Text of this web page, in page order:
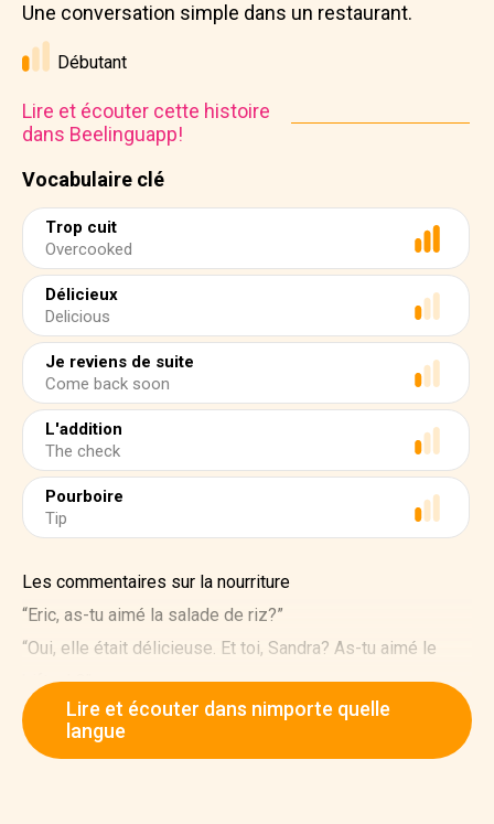
Vocabulaire clé
Trop cuit
Overcooked
Délicieux
Delicious
Je reviens de suite
Come back soon
L'addition
The check
Pourboire
Tip
Une conversation simple dans un restaurant.
Débutant
Lire et écouter cette histoire
dans Beelinguapp!
Les commentaires sur la nourriture
“Eric, as-tu aimé la salade de riz?”
“Oui, elle était délicieuse. Et toi, Sandra? As-tu aimé le
bifteck?”
“Il était bon, mais un peu trop cuit pour moi.”
“Tu peux le dire au serveur. Ils ont peut-être fait une erreur
Lire et écouter dans nimporte quelle
langue